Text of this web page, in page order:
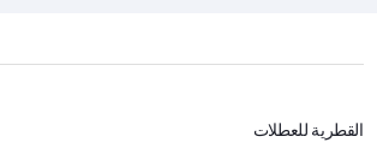
القطرية للعطلات